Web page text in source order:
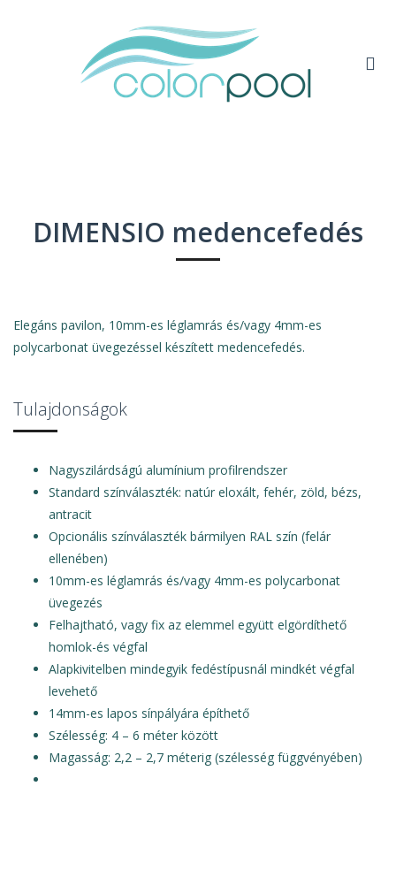
DIMENSIO medencefedés
Elegáns pavilon, 10mm-es léglamrás és/vagy 4mm-es
polycarbonat üvegezéssel készített medencefedés.
Tulajdonságok
Nagyszilárdságú alumínium profilrendszer
Standard színválaszték: natúr eloxált, fehér, zöld, bézs,
antracit
Opcionális színválaszték bármilyen RAL szín (felár
ellenében)
10mm-es léglamrás és/vagy 4mm-es polycarbonat
üvegezés
Felhajtható, vagy fix az elemmel együtt elgördíthető
homlok-és végfal
Alapkivitelben mindegyik fedéstípusnál mindkét végfal
levehető
14mm-es lapos sínpályára építhető
Szélesség: 4 – 6 méter között
Magasság: 2,2 – 2,7 méterig (szélesség függvényében)